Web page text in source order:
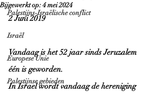
Palestijns-Israëlische conflict
Israël
Europese Unie
Palestijnse gebieden
Bijgewerkt op:4 mei 2024
2 Juni 2019
Vandaag is het 52 jaar sinds Jeruzalem
één is geworden.
In Israel wordt vandaag de hereniging